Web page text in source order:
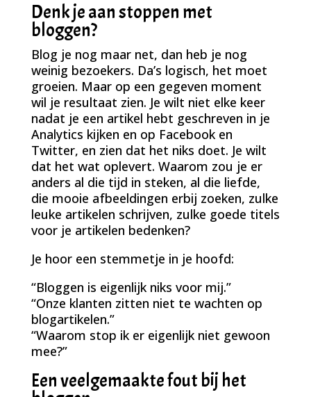
Denk je aan stoppen met
bloggen?
Blog je nog maar net, dan heb je nog
weinig bezoekers. Da’s logisch, het moet
groeien. Maar op een gegeven moment
wil je resultaat zien. Je wilt niet elke keer
nadat je een artikel hebt geschreven in je
Analytics kijken en op Facebook en
Twitter, en zien dat het niks doet. Je wilt
dat het wat oplevert. Waarom zou je er
anders al die tijd in steken, al die liefde,
die mooie afbeeldingen erbij zoeken, zulke
leuke artikelen schrijven, zulke goede titels
voor je artikelen bedenken?
Je hoor een stemmetje in je hoofd:
“Bloggen is eigenlijk niks voor mij.”
“Onze klanten zitten niet te wachten op
blogartikelen.”
“Waarom stop ik er eigenlijk niet gewoon
mee?”
Een veelgemaakte fout bij het